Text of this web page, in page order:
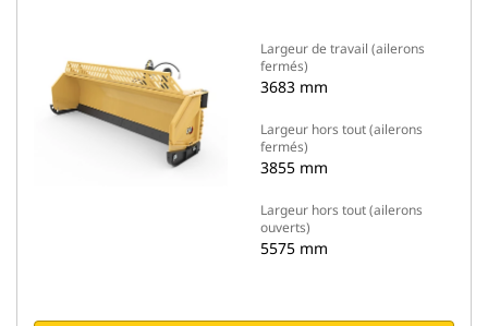
Largeur de travail (ailerons
fermés)
3683 mm
Largeur hors tout (ailerons
fermés)
3855 mm
Largeur hors tout (ailerons
ouverts)
5575 mm